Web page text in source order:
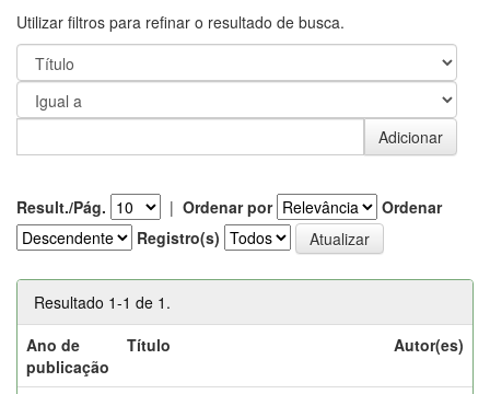
Utilizar filtros para refinar o resultado de busca.
Result./Pág. | Ordenar por
Ordenar
Registro(s)
Resultado 1-1 de 1.
Ano de
publicação
Título Autor(es)